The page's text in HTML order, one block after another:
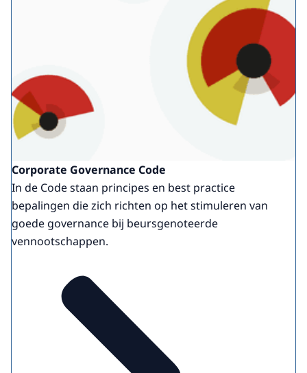
Corporate Governance Code
In de Code staan principes en best practice
bepalingen die zich richten op het stimuleren van
goede governance bij beursgenoteerde
vennootschappen.